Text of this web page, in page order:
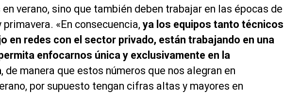
verano, sino que también deben trabajar en las épocas de
primavera. «En consecuencia, ya los equipos tanto técnicos
en redes con el sector privado, están trabajando en una
enfocarnos única y exclusivamente en la
, de manera que estos números que nos alegran en
por supuesto tengan cifras altas y mayores en